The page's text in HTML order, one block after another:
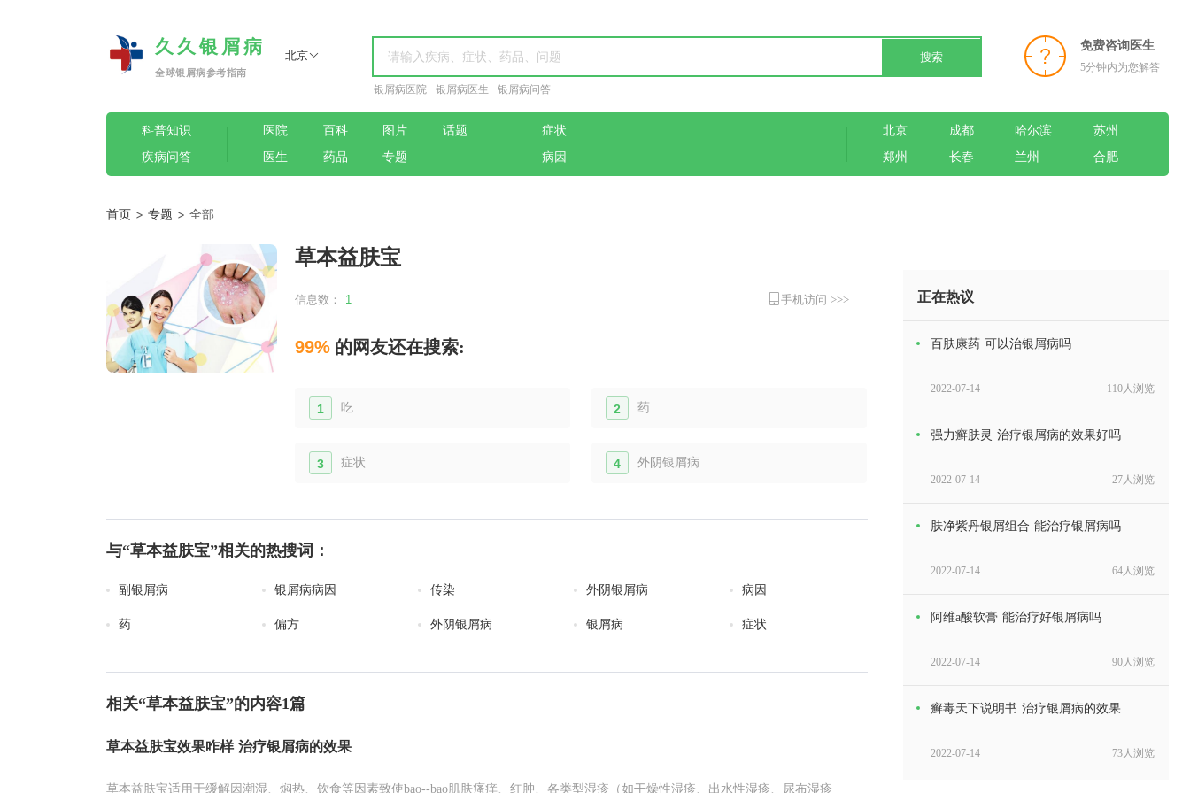
久久银屑病
全球银屑病参考指南
北京 搜索
银屑病医院 银屑病医生 银屑病问答
免费咨询医生
5分钟内为您解答
科普知识
疾病问答
医院
医生
百科
药品
图片
专题
话题
症状
病因
北京
郑州
成都
长春
哈尔滨
兰州
苏州
合肥
首页 > 专题 > 全部
草本益肤宝
信息数： 1 手机访问 >>>
99% 的网友还在搜索:
1 吃 2 药
3 症状 4 外阴银屑病
与“草本益肤宝”相关的热搜词：
副银屑病 银屑病病因 传染 外阴银屑病 病因
药 偏方 外阴银屑病 银屑病 症状
相关“草本益肤宝”的内容1篇
草本益肤宝效果咋样 治疗银屑病的效果
草本益肤宝适用于缓解因潮湿、焖热、饮食等因素致使bao--bao肌肤瘙痒、红肿、各类型湿疹（如干燥性湿疹、出水性湿疹、尿布湿疹
正在热议
百肤康药 可以治银屑病吗
2022-07-14 110人浏览
强力癣肤灵 治疗银屑病的效果好吗
2022-07-14 27人浏览
肤净紫丹银屑组合 能治疗银屑病吗
2022-07-14 64人浏览
阿维a酸软膏 能治疗好银屑病吗
2022-07-14 90人浏览
癣毒天下说明书 治疗银屑病的效果
2022-07-14 73人浏览